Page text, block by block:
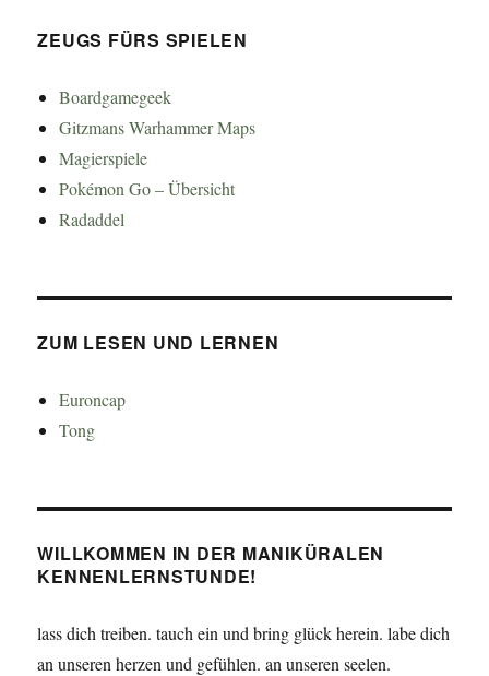
ZEUGS FÜRS SPIELEN
Boardgamegeek
Gitzmans Warhammer Maps
Magierspiele
Pokémon Go – Übersicht
Radaddel
ZUM LESEN UND LERNEN
Euroncap
Tong
WILLKOMMEN IN DER MANIKÜRALEN
KENNENLERNSTUNDE!
lass dich treiben. tauch ein und bring glück herein. labe dich
an unseren herzen und gefühlen. an unseren seelen.